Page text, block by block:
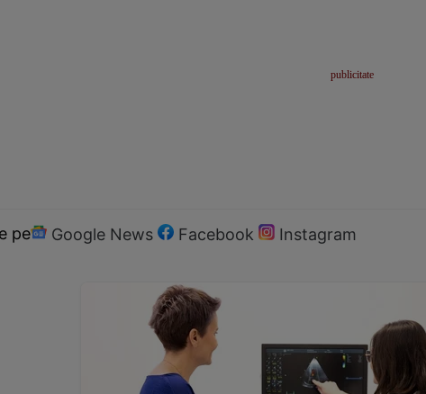
pe Google News Facebook Instagram